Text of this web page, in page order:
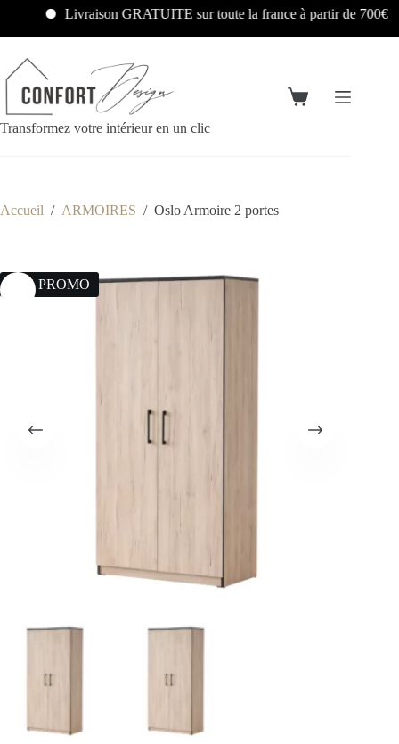
Livraison GRATUITE sur toute la france à partir de 700€
Transformez votre intérieur en un clic
Accueil / ARMOIRES / Oslo Armoire 2 portes
20% PROMO